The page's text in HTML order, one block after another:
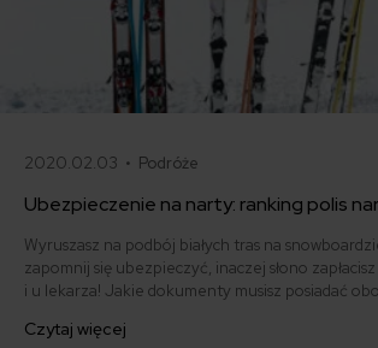
2020.02.03 • Podróże
Ubezpieczenie na narty: ranking polis
Wyruszasz na podbój białych tras na
zapomnij się ubezpieczyć, inaczej słono
i u lekarza! Jakie dokumenty musisz posiadać
Prześwietlamy ubezpieczenie na narty w różnych
Czytaj więcej